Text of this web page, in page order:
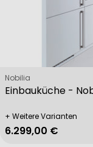
Einbauküche -
Verkäufer:
Nobilia
+ Weitere Varianten
Regulärer Preis
6.299,00 €